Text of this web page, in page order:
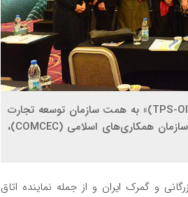
دوره آموزشی «تقویت ظرفیت نهادی و سازمانی برای اجرای قواعد مبدا (TPS-OIC)» به همت سازمان توسعه تجارت
ایران و با حمایت دبیرخانه کمیته دائمی همکاری‌های اقتصادی و بازرگانی سازمان همکاری‌های اسلامی (COMCEC)،
بازرگانی و گمرک ایران و از جمله نماینده اتاق